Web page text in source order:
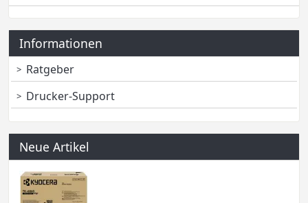
Informationen
Ratgeber
Drucker-Support
Neue Artikel